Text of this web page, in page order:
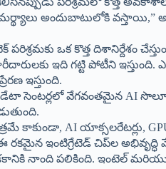
అందుబాటులోకి వస్తాయి,”
ఒక కొత్త దిశానిర్దేశం
ఇది గట్టి పోటీని
ఇస్తుంది.
సెంటర్లలో వేగవంతమైన AI
కాకుండా, AI యాక్సలరేటర్లు,
ఇంటిగ్రేటెడ్ చిప్‌ల అభివృద్ధి
నాంది పలికింది. ఇంటెల్